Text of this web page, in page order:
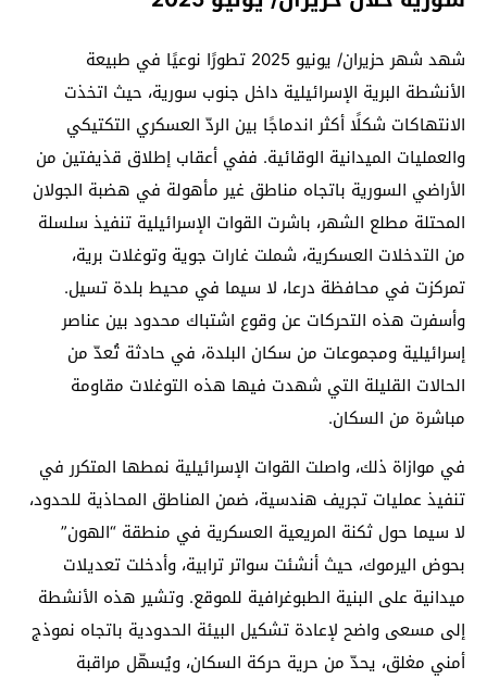
شهد شهر حزيران/ يونيو 2025 تطورًا نوعيًا في طبيعة
الأنشطة البرية الإسرائيلية داخل جنوب سورية، حيث اتخذت
الانتهاكات شكلًا أكثر اندماجًا بين الردّ العسكري التكتيكي
والعمليات الميدانية الوقائية. ففي أعقاب إطلاق قذيفتين من
الأراضي السورية باتجاه مناطق غير مأهولة في هضبة الجولان
المحتلة مطلع الشهر، باشرت القوات الإسرائيلية تنفيذ سلسلة
من التدخلات العسكرية، شملت غارات جوية وتوغلات برية،
تمركزت في محافظة درعا، لا سيما في محيط بلدة تسيل.
وأسفرت هذه التحركات عن وقوع اشتباك محدود بين عناصر
إسرائيلية ومجموعات من سكان البلدة، في حادثة تُعدّ من
الحالات القليلة التي شهدت فيها هذه التوغلات مقاومة
مباشرة من السكان.
في موازاة ذلك، واصلت القوات الإسرائيلية نمطها المتكرر في
تنفيذ عمليات تجريف هندسية، ضمن المناطق المحاذية للحدود،
لا سيما حول ثكنة المريعية العسكرية في منطقة “الهون”
بحوض اليرموك، حيث أنشئت سواتر ترابية، وأدخلت تعديلات
ميدانية على البنية الطبوغرافية للموقع. وتشير هذه الأنشطة
إلى مسعى واضح لإعادة تشكيل البيئة الحدودية باتجاه نموذج
أمني مغلق، يحدّ من حرية حركة السكان، ويُسهّل مراقبة